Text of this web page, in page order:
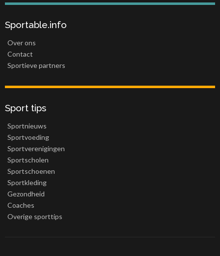
Sportable.info
Over ons
Contact
Sportieve partners
Sport tips
Sportnieuws
Sportvoeding
Sportverenigingen
Sportscholen
Sportschoenen
Sportkleding
Gezondheid
Coaches
Overige sporttips